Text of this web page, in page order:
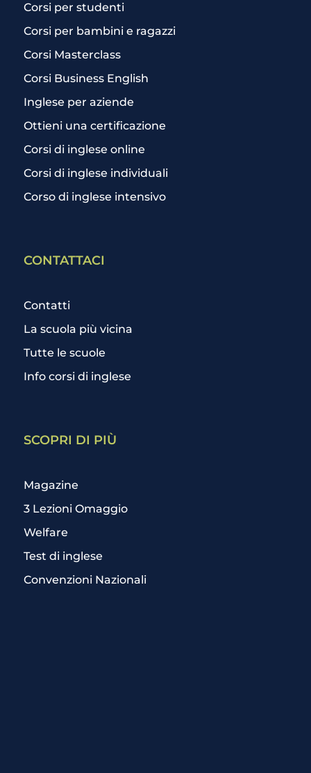
Corsi per studenti
Corsi per bambini e ragazzi
Corsi Masterclass
Corsi Business English
Inglese per aziende
Ottieni una certificazione
Corsi di inglese online
Corsi di inglese individuali
Corso di inglese intensivo
CONTATTACI
Contatti
La scuola più vicina
Tutte le scuole
Info corsi di inglese
SCOPRI DI PIÙ
Magazine
3 Lezioni Omaggio
Welfare
Test di inglese
Convenzioni Nazionali